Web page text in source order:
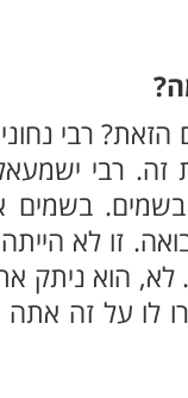
רבי
רבי
זו לא
לא, הוא ניתק
לו על זה אתה